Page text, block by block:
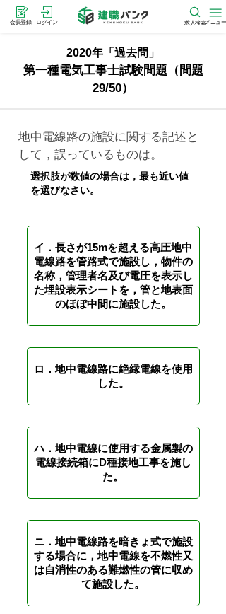
会員登録 ログイン 求人検索メニュー
2020年「過去問」
第一種電気工事士試験問題（問題
29/50）
地中電線路の施設に関する記述と
して，誤っているものは。
選択肢が数値の場合は，最も近い値
を選びなさい。
イ．長さが15mを超える高圧地中
電線路を管路式で施設し，物件の
名称，管理者名及び電圧を表示し
た埋設表示シートを，管と地表面
のほぼ中間に施設した。
ロ．地中電線路に絶縁電線を使用
した。
ハ．地中電線に使用する金属製の
電線接続箱にD種接地工事を施し
た。
ニ．地中電線路を暗きょ式で施設
する場合に，地中電線を不燃性又
は自消性のある難燃性の管に収め
て施設した。